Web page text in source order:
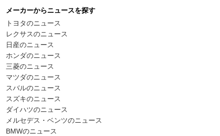
メーカーからニュースを探す
トヨタのニュース
レクサスのニュース
日産のニュース
ホンダのニュース
三菱のニュース
マツダのニュース
スバルのニュース
スズキのニュース
ダイハツのニュース
メルセデス・ベンツのニュース
BMWのニュース